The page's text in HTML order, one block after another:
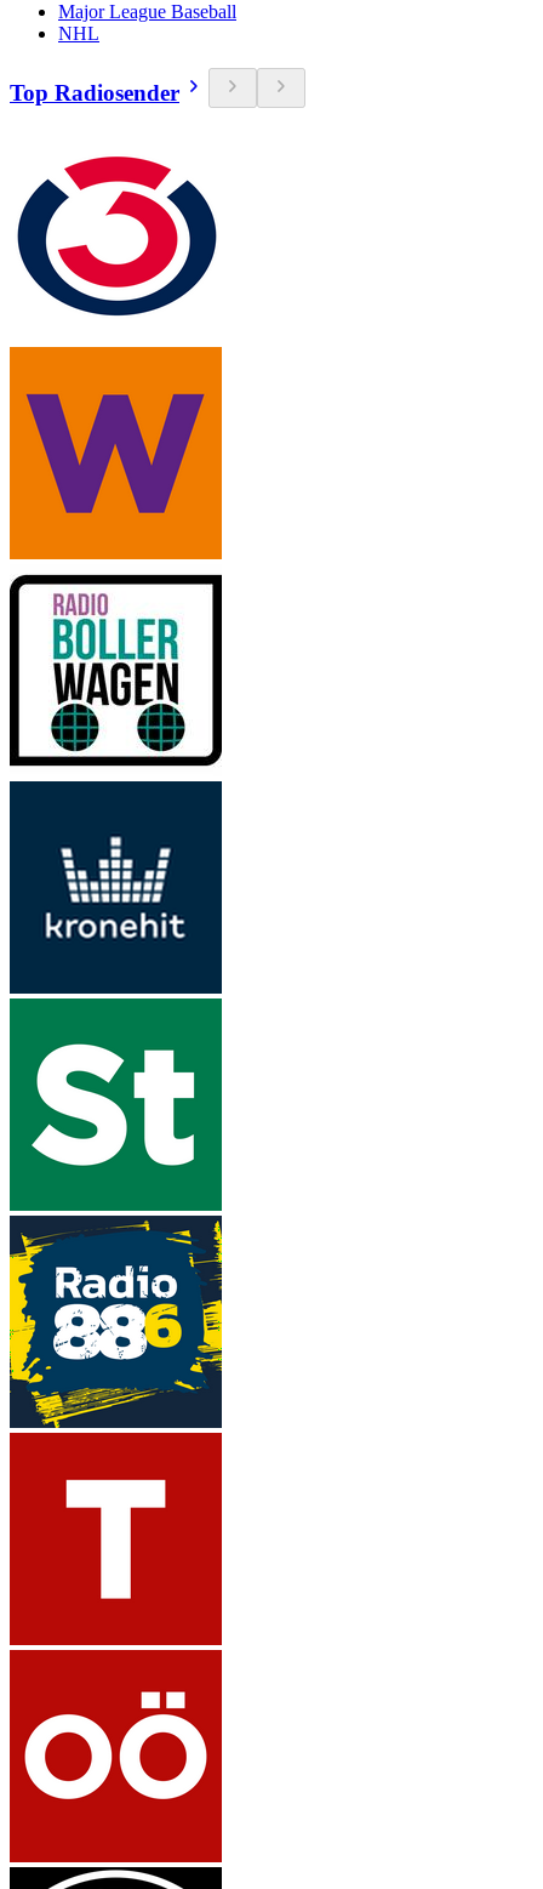
Major League Baseball
NHL
Top Radiosender